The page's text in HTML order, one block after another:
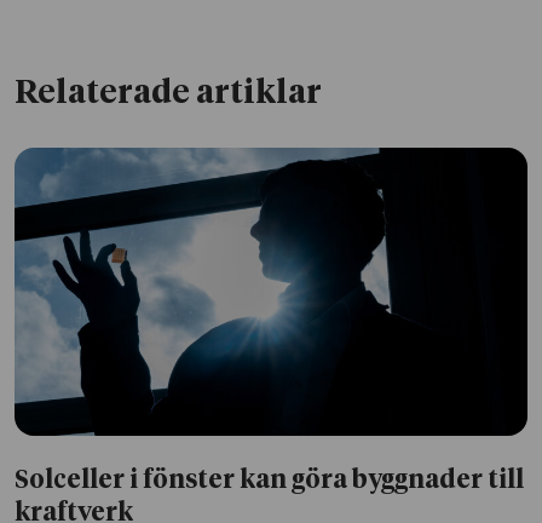
Relaterade artiklar
Solceller i fönster kan göra byggnader till
kraftverk